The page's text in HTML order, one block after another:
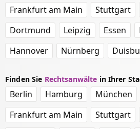
Frankfurt am Main
Stuttgart
Dortmund
Leipzig Essen
Hannover
Nürnberg
Finden Sie Rechtsanwälte in Ihrer
Berlin Hamburg München
Frankfurt am Main
Stuttgart